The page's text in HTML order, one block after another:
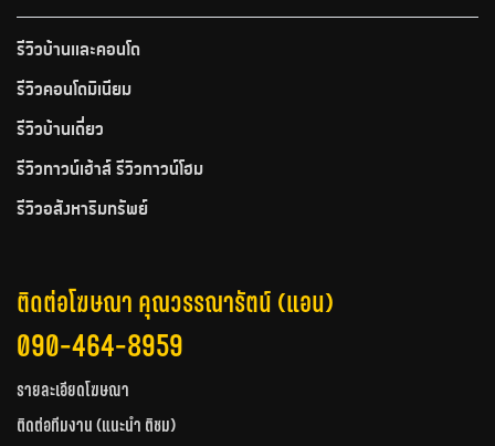
รีวิวบ้านและคอนโด
รีวิวคอนโดมิเนียม
รีวิวบ้านเดี่ยว
รีวิวทาวน์เฮ้าส์ รีวิวทาวน์โฮม
รีวิวอสังหาริมทรัพย์
ติดต่อโฆษณา คุณวรรณารัตน์ (แอน)
090-464-8959
รายละเอียดโฆษณา
ติดต่อทีมงาน (แนะนำ ติชม)